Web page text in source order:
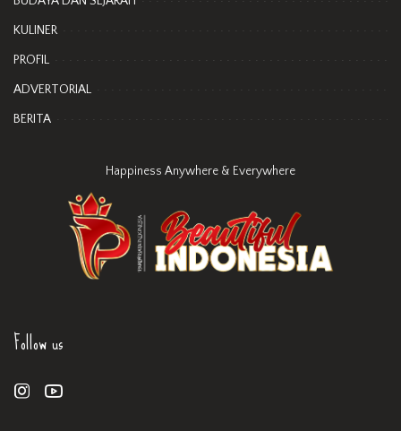
KULINER
PROFIL
ADVERTORIAL
BERITA
Happiness Anywhere & Everywhere
Follow us